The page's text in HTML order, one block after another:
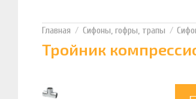
Сифоны, гофры, трапы
Тройник